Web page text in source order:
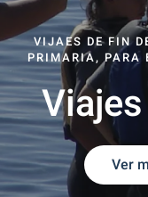
VIJAES DE FIN
PRIMARIA, PARA
Ver